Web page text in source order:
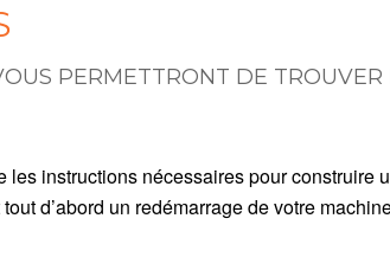
PERMETTRONT DE
instructions nécessaires pour
d’abord un redémarrage de votre